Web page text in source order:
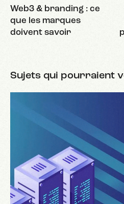
Web3 & branding : ce
que les marques
doivent savoir
Sujets qui pourraient